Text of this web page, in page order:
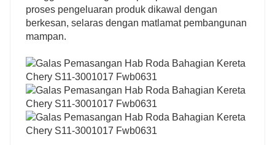
proses pengeluaran produk dikawal dengan
berkesan, selaras dengan matlamat pembangunan
mampan.